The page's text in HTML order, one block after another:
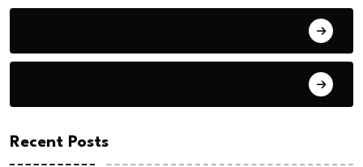
Recent Posts